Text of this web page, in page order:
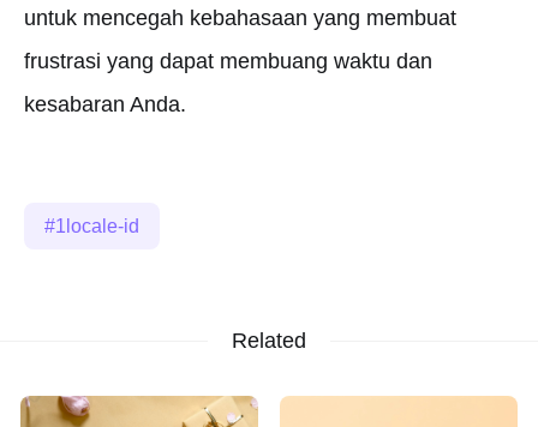
untuk mencegah kebahasaan yang membuat
frustrasi yang dapat membuang waktu dan
kesabaran Anda.
1locale-id
Related